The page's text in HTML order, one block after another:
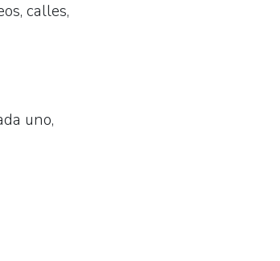
calles,
uno,